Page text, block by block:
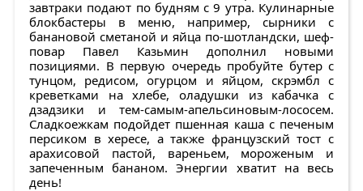
завтраки подают по будням с 9 утра. Кулинарные
блокбастеры в меню, например, сырники с
банановой сметаной и яйца по-шотландски, шеф-
повар Павел Казьмин дополнил новыми
позициями. В первую очередь пробуйте бутер с
тунцом, редисом, огурцом и яйцом, скрэмбл с
креветками на хлебе, оладушки из кабачка с
дзадзики и тем-самым-апельсиновым-лососем.
Сладкоежкам подойдет пшенная каша с печеным
персиком в хересе, а также французский тост с
арахисовой пастой, вареньем, мороженым и
запеченным бананом. Энергии хватит на весь
день!